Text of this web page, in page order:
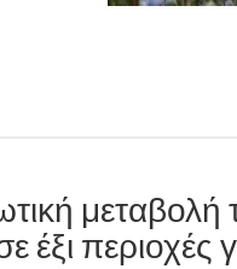
μεταβολή
έξι περιοχές